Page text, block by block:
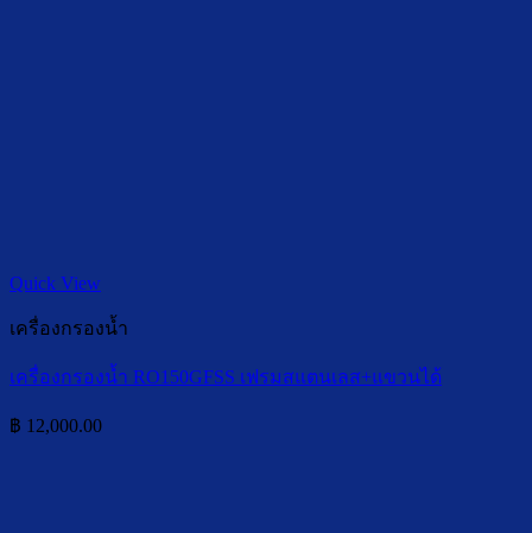
Quick View
เครื่องกรองน้ำ
เครื่องกรองน้ำ RO150GFSS เฟรมสแตนเลส+แขวนได้
฿ 12,000.00